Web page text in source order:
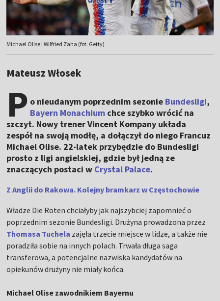
Michael Olise i Wilfried Zaha (fot. Getty)
Mateusz Włosek
P o nieudanym poprzednim sezonie Bundesligi,
Bayern Monachium chce szybko wrócić na
szczyt. Nowy trener Vincent Kompany układa
zespół na swoją modłę, a dołączył do niego Francuz
Michael Olise. 22-latek przybędzie do Bundesligi
prosto z ligi angielskiej, gdzie był jedną ze
znaczących postaci w Crystal Palace.
Z Anglii do Rakowa. Kolejny bramkarz w Częstochowie
Władze Die Roten chciałyby jak najszybciej zapomnieć o
poprzednim sezonie Bundesligi. Drużyna prowadzona przez
Thomasa Tuchela zajęła trzecie miejsce w lidze, a także nie
poradziła sobie na innych polach. Trwała długa saga
transferowa, a potencjalne nazwiska kandydatów na
opiekunów drużyny nie miały końca.
Michael Olise zawodnikiem Bayernu